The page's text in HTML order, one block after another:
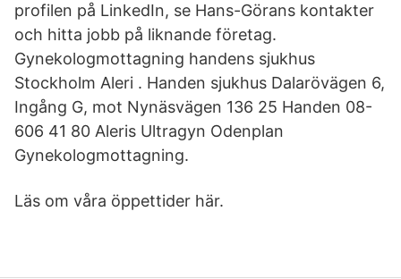
profilen på LinkedIn, se Hans-Görans kontakter
och hitta jobb på liknande företag.
Gynekologmottagning handens sjukhus
Stockholm Aleri . Handen sjukhus Dalarövägen 6,
Ingång G, mot Nynäsvägen 136 25 Handen 08-
606 41 80 Aleris Ultragyn Odenplan
Gynekologmottagning.
Läs om våra öppettider här.